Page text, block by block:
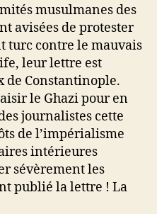
musulmanes des
avisées de protester
turc contre le mauvais
leur lettre est
de Constantinople.
le Ghazi pour en
journalistes cette
de l’impérialisme
intérieures
sévèrement les
publié la lettre ! La